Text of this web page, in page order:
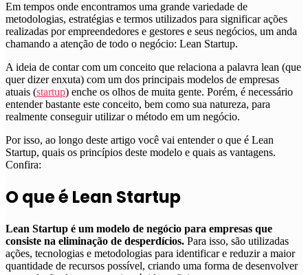
Em tempos onde encontramos uma grande variedade de
metodologias, estratégias e termos utilizados para significar ações
realizadas por empreendedores e gestores e seus negócios, um anda
chamando a atenção de todo o negócio: Lean Startup.
A ideia de contar com um conceito que relaciona a palavra lean (que
quer dizer enxuta) com um dos principais modelos de empresas
atuais (startup) enche os olhos de muita gente. Porém, é necessário
entender bastante este conceito, bem como sua natureza, para
realmente conseguir utilizar o método em um negócio.
Por isso, ao longo deste artigo você vai entender o que é Lean
Startup, quais os princípios deste modelo e quais as vantagens.
Confira:
O que é Lean Startup
Lean Startup é um modelo de negócio para empresas que
consiste na eliminação de desperdícios. Para isso, são utilizadas
ações, tecnologias e metodologias para identificar e reduzir a maior
quantidade de recursos possível, criando uma forma de desenvolver